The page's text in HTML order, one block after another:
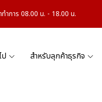
ำการ 08.00 น. - 18.00 น.
ป สำหรับลุกค้าธุรกิจ